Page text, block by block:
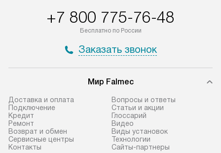
+7 800 775-76-48
Бесплатно по России
Заказать звонок
Мир Falmec
Доставка и оплата
Подключение
Кредит
Ремонт
Возврат и обмен
Сервисные центры
Контакты
Вопросы и ответы
Статьи и акции
Глоссарий
Видео
Виды установок
Технологии
Сайты-партнеры